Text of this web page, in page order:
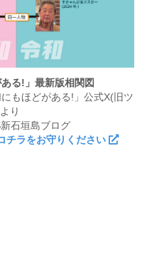
る!」最新版相関図
もほどがある!」公式X(旧ツ
り
石垣島ブログ
チラをお守りください